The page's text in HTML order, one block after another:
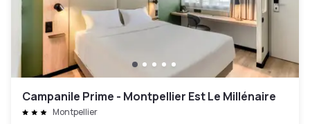
Campanile Prime - Montpellier Est Le Millénaire
Montpellier